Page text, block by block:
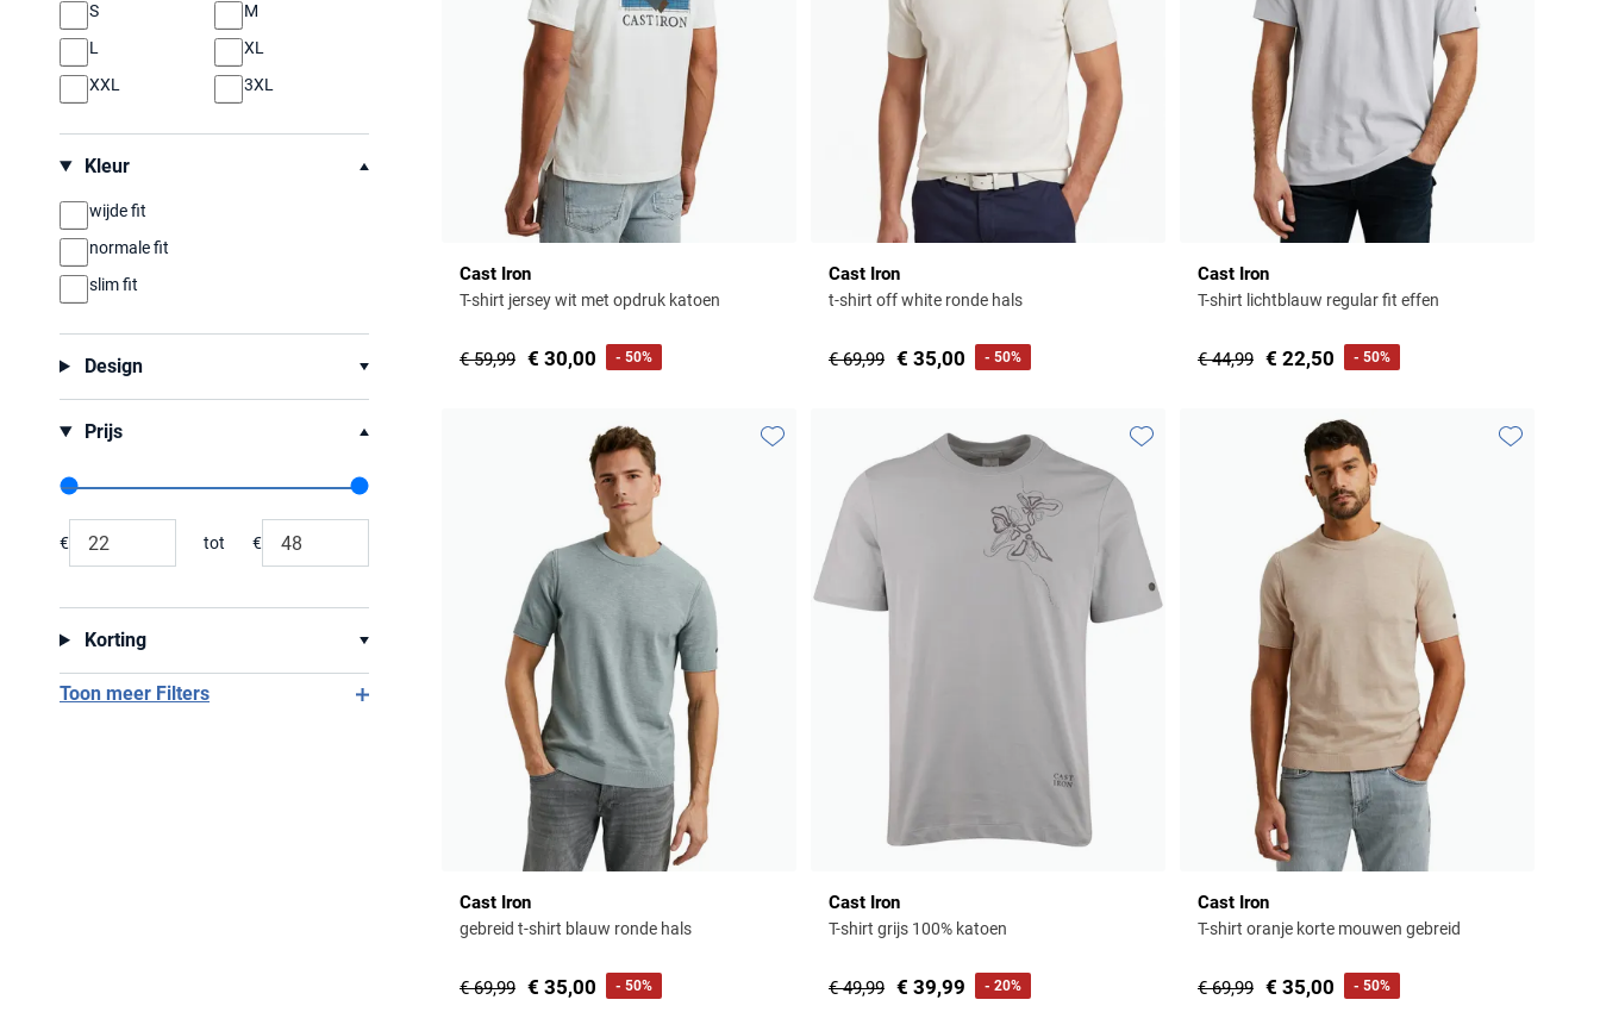
S
M
L
XL
XXL
3XL
Kleur
wijde fit
normale fit
slim fit
Design
Prijs
Range slider min value
Range slider max value
€
tot
€
Korting
Toon meer Filters
Cast Iron
T-shirt jersey wit met opdruk katoen
€ 59,99 € 30,00 - 50%
Cast Iron
t-shirt off white ronde hals
€ 69,99 € 35,00 - 50%
Cast Iron
T-shirt lichtblauw regular fit effen
€ 44,99 € 22,50 - 50%
Cast Iron
gebreid t-shirt blauw ronde hals
€ 69,99 € 35,00 - 50%
Toevoegen aan favorieten
Cast Iron
T-shirt grijs 100% katoen
€ 49,99 € 39,99 - 20%
Toevoegen aan favorieten
Cast Iron
T-shirt oranje korte mouwen gebreid
€ 69,99 € 35,00 - 50%